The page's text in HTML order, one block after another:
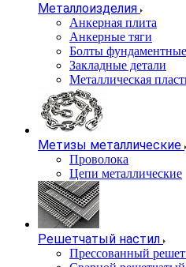
Металлоизделия
Анкерная плита
Анкерные тяги
Болты фундаментные
Закладные детали
Металлическая
Метизы металлические
Проволока
Цепи металлические
Решетчатый настил
Прессованный